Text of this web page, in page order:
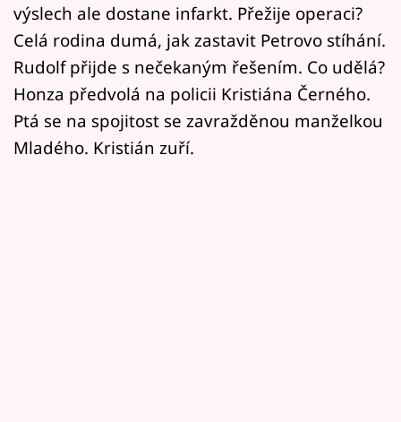
Mámy sobě
Přihlášení
Sledujte nás
výslech ale dostane infarkt. Přežije operaci?
Celá rodina dumá, jak zastavit Petrovo stíhání.
Rudolf přijde s nečekaným řešením. Co udělá?
Honza předvolá na policii Kristiána Černého.
Ptá se na spojitost se zavražděnou manželkou
Mladého. Kristián zuří.